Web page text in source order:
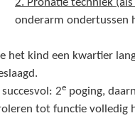
2. Pronatie techniek
onderarm ondertussen
het kind een kwartier
2e poging,
tot functie volledig